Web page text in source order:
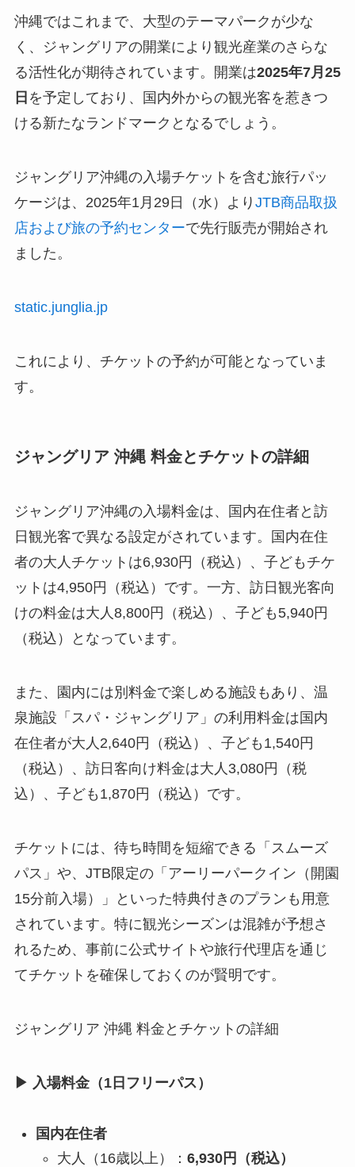
沖縄ではこれまで、大型のテーマパークが少な
く、ジャングリアの開業により観光産業のさらな
る活性化が期待されています。開業は2025年7月25
日 を予定しており、国内外からの観光客を惹きつ
ける新たなランドマークとなるでしょう。
ジャングリア沖縄の入場チケットを含む旅行パッ
ケージは、2025年1月29日（水）より JTB商品取扱
店および旅の予約センターで先行販売が開始され
ました。
static.junglia.jp
これにより、チケットの予約が可能となっていま
す。
ジャングリア 沖縄 料金とチケットの詳細
ジャングリア沖縄の入場料金は、国内在住者と訪
日観光客で異なる設定がされています。国内在住
者の大人チケットは6,930円（税込）、子どもチケ
ットは4,950円（税込）です。一方、訪日観光客向
けの料金は大人8,800円（税込）、子ども5,940円
（税込）となっています。
また、園内には別料金で楽しめる施設もあり、温
泉施設「スパ・ジャングリア」の利用料金は国内
在住者が大人2,640円（税込）、子ども1,540円
（税込）、訪日客向け料金は大人3,080円（税
込）、子ども1,870円（税込）です。
チケットには、待ち時間を短縮できる「スムーズ
パス」や、JTB限定の「アーリーパークイン（開園
15分前入場）」といった特典付きのプランも用意
されています。特に観光シーズンは混雑が予想さ
れるため、事前に公式サイトや旅行代理店を通じ
てチケットを確保しておくのが賢明です。
ジャングリア 沖縄 料金とチケットの詳細
▶ 入場料金（1日フリーパス）
国内在住者
大人（16歳以上）： 6,930円（税込）